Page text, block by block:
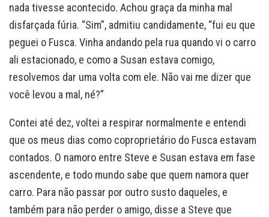
nada tivesse acontecido. Achou graça da minha mal
disfarçada fúria. “Sim”, admitiu candidamente, “fui eu que
peguei o Fusca. Vinha andando pela rua quando vi o carro
ali estacionado, e como a Susan estava comigo,
resolvemos dar uma volta com ele. Não vai me dizer que
você levou a mal, né?”
Contei até dez, voltei a respirar normalmente e entendi
que os meus dias como coproprietário do Fusca estavam
contados. O namoro entre Steve e Susan estava em fase
ascendente, e todo mundo sabe que quem namora quer
carro. Para não passar por outro susto daqueles, e
também para não perder o amigo, disse a Steve que